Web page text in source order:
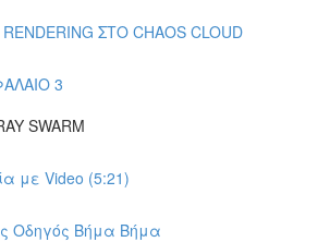
ΣΤΟ CHAOS CLOUD
3
SWARM
με Video (5:21)
Οδηγός Βήμα Βήμα